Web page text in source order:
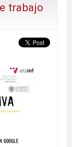
trabajo